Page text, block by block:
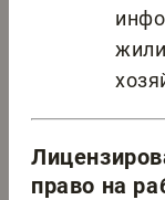
право на